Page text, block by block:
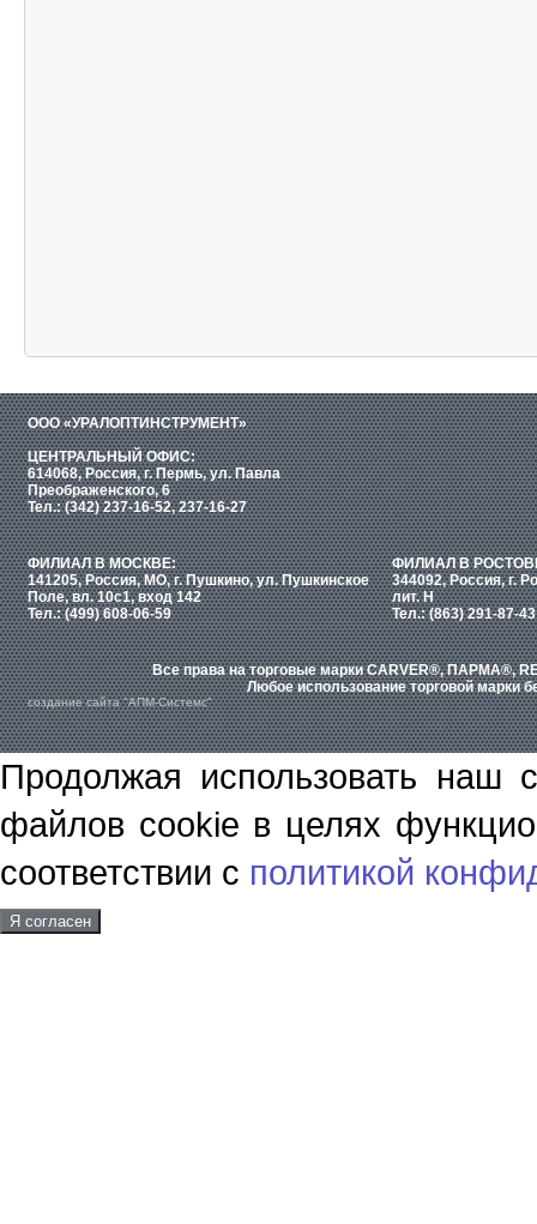
ООО «УРАЛОПТИНСТРУМЕНТ»
ЦЕНТРАЛЬНЫЙ ОФИС:
614068, Россия, г. Пермь, ул. Павла
Преображенского, 6
Тел.: (342) 237-16-52, 237-16-27
ФИЛИАЛ В МОСКВЕ:
141205, Россия, МО, г. Пушкино, ул. Пушкинское
Поле, вл. 10с1, вход 142
Тел.: (499) 608-06-59
ФИЛИАЛ В
344092, Россия, г.
лит. Н
Тел.: (863) 291-87-43
Все права на торговые марки CARVER®, ПАРМА®,
Любое использование торговой марки
создание сайта "АПМ-Системс"
Продолжая использовать наш
файлов cookie в целях
соответствии с политикой
Я согласен